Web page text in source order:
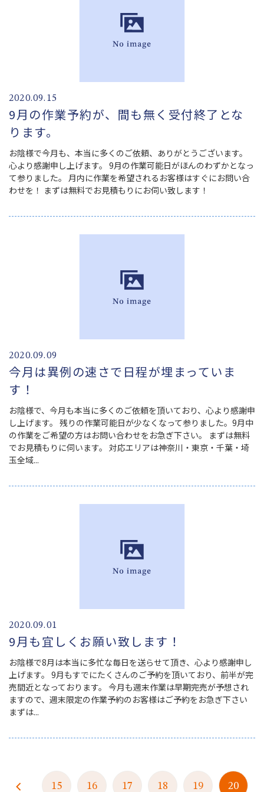
2020.09.15
9月の作業予約が、間も無く受付終了とな
ります。
お陰様で今月も、本当に多くのご依頼、ありがとうございます。
心より感謝申し上げます。 9月の作業可能日がほんのわずかとなっ
て参りました。 月内に作業を希望されるお客様はすぐにお問い合
わせを！ まずは無料でお見積もりにお伺い致します！
2020.09.09
今月は異例の速さで日程が埋まっていま
す！
お陰様で、今月も本当に多くのご依頼を頂いており、心より感謝申
し上げます。 残りの作業可能日が少なくなって参りました。9月中
の作業をご希望の方はお問い合わせをお急ぎ下さい。 まずは無料
でお見積もりに伺います。 対応エリアは神奈川・東京・千葉・埼
玉全域...
2020.09.01
9月も宜しくお願い致します！
お陰様で8月は本当に多忙な毎日を送らせて頂き、心より感謝申し
上げます。 9月もすでにたくさんのご予約を頂いており、前半が完
売間近となっております。 今月も週末作業は早期完売が予想され
ますので、週末限定の作業予約のお客様はご予約をお急ぎ下さい
まずは...
15 16 17 18 19 20